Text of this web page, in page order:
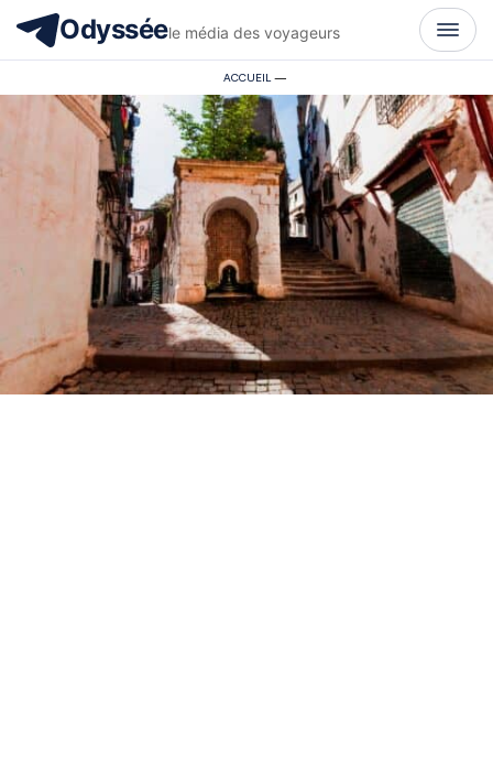
Odysséele média des voyageurs
ACCUEIL —